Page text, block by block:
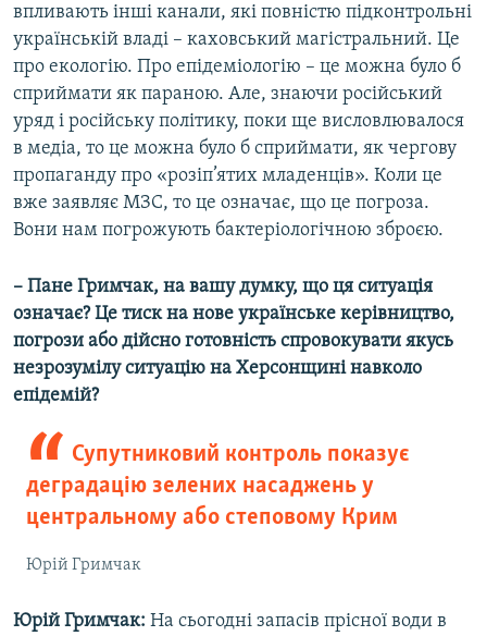
впливають інші канали, які повністю підконтрольні
українській владі – каховський магістральний. Це
про екологію. Про епідеміологію – це можна було б
сприймати як параною. Але, знаючи російський
уряд і російську політику, поки ще висловлювалося
в медіа, то це можна було б сприймати, як чергову
пропаганду про «розіп’ятих младенців». Коли це
вже заявляє МЗС, то це означає, що це погроза.
Вони нам погрожують бактеріологічною зброєю.
– Пане Гримчак, на вашу думку, що ця ситуація
означає? Це тиск на нове українське керівництво,
погрози або дійсно готовність спровокувати якусь
незрозумілу ситуацію на Херсонщині навколо
епідемій?
Супутниковий контроль показує
деградацію зелених насаджень у
центральному або степовому Крим
Юрій Гримчак
Юрій Гримчак: На сьогодні запасів прісної води в